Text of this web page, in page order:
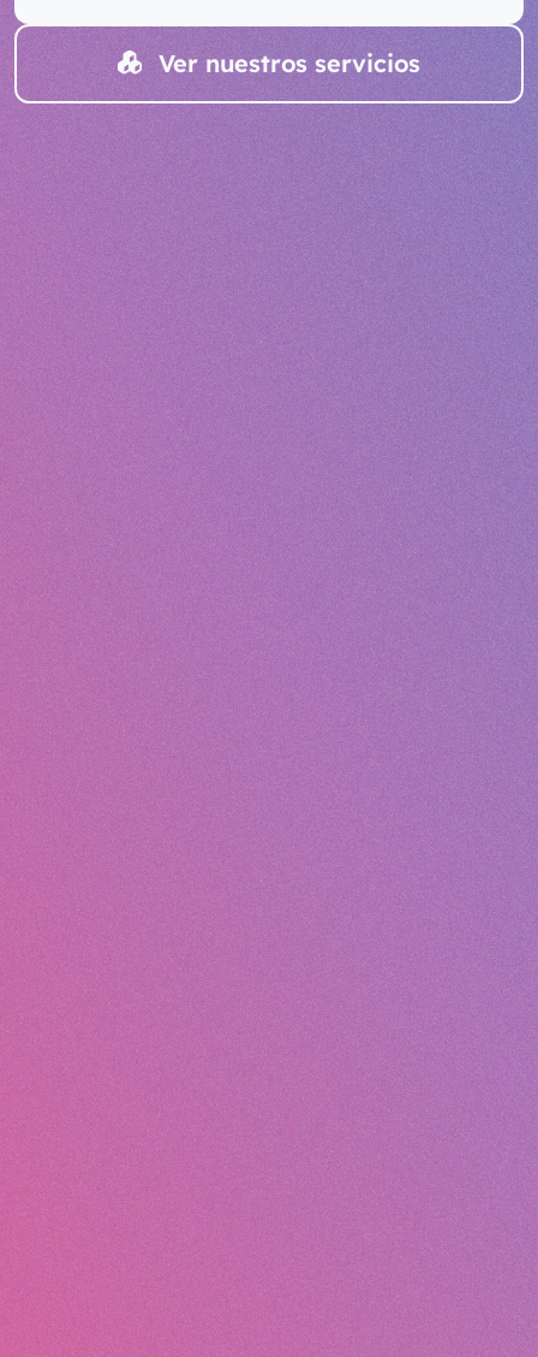
Ver nuestros servicios